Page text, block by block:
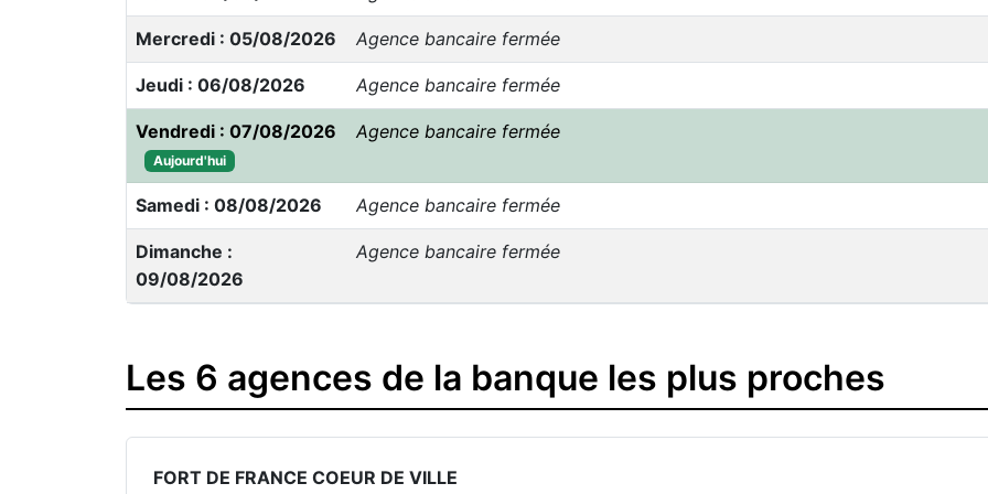
Mercredi : 05/08/2026 Agence bancaire fermée
Jeudi : 06/08/2026 Agence bancaire fermée
Vendredi : 07/08/2026
Aujourd'hui
Agence bancaire fermée
Samedi : 08/08/2026 Agence bancaire fermée
Dimanche :
09/08/2026
Agence bancaire fermée
Les 6 agences de la banque les plus proches
FORT DE FRANCE COEUR DE VILLE